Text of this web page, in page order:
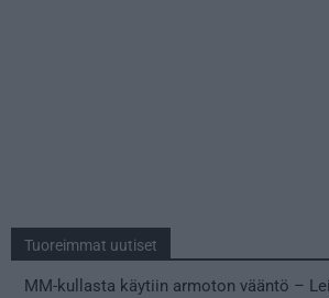
Tuoreimmat uutiset
MM-kullasta käytiin armoton vääntö –